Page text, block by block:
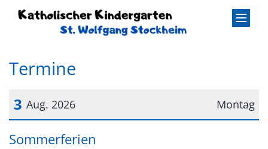
Zum Inhalt springen
Termine
Montag
3 Aug. 2026
Datum: 3. August 2026
Sommerferien